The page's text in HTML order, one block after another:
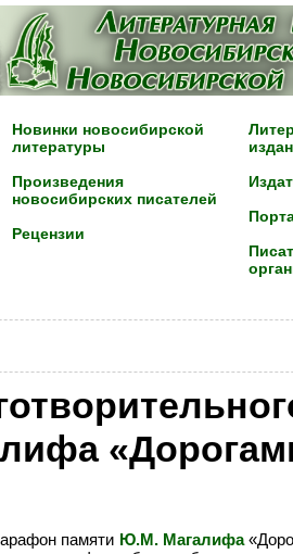
Новинки новосибирской
литературы
Произведения
новосибирских писателей
Рецензии
памяти Ю.М. Магалифа